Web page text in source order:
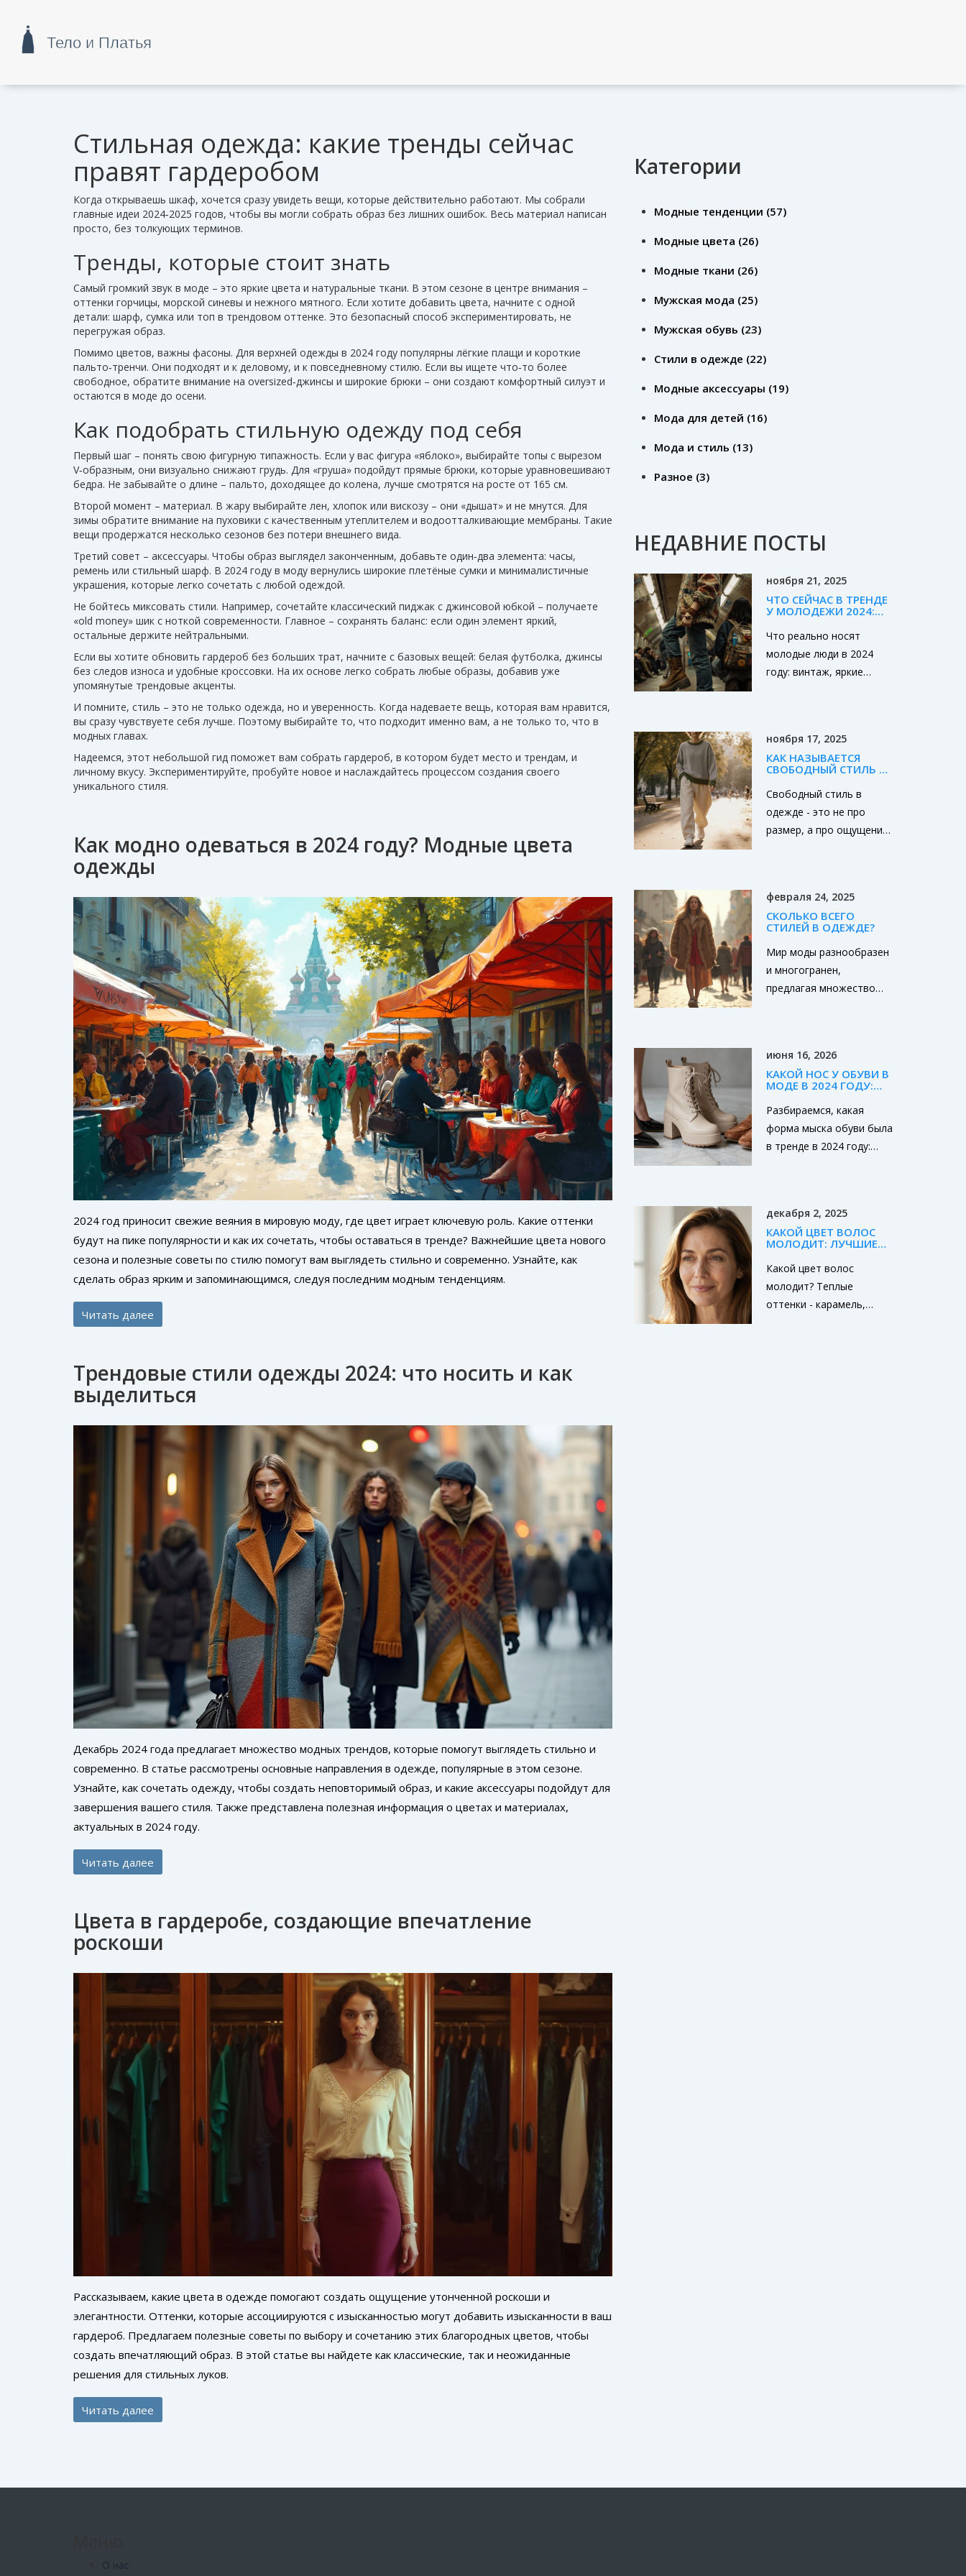
Стильная одежда: какие тренды сейчас
правят гардеробом
Когда открываешь шкаф, хочется сразу увидеть вещи, которые действительно работают. Мы собрали
главные идеи 2024‑2025 годов, чтобы вы могли собрать образ без лишних ошибок. Весь материал написан
просто, без толкующих терминов.
Тренды, которые стоит знать
Самый громкий звук в моде – это яркие цвета и натуральные ткани. В этом сезоне в центре внимания –
оттенки горчицы, морской синевы и нежного мятного. Если хотите добавить цвета, начните с одной
детали: шарф, сумка или топ в трендовом оттенке. Это безопасный способ экспериментировать, не
перегружая образ.
Помимо цветов, важны фасоны. Для верхней одежды в 2024 году популярны лёгкие плащи и короткие
пальто‑тренчи. Они подходят и к деловому, и к повседневному стилю. Если вы ищете что‑то более
свободное, обратите внимание на oversized‑джинсы и широкие брюки – они создают комфортный силуэт и
остаются в моде до осени.
Как подобрать стильную одежду под себя
Первый шаг – понять свою фигурную типажность. Если у вас фигура «яблоко», выбирайте топы с вырезом
V‑образным, они визуально снижают грудь. Для «груша» подойдут прямые брюки, которые уравновешивают
бедра. Не забывайте о длине – пальто, доходящее до колена, лучше смотрятся на росте от 165 см.
Второй момент – материал. В жару выбирайте лен, хлопок или вискозу – они «дышат» и не мнутся. Для
зимы обратите внимание на пуховики с качественным утеплителем и водоотталкивающие мембраны. Такие
вещи продержатся несколько сезонов без потери внешнего вида.
Третий совет – аксессуары. Чтобы образ выглядел законченным, добавьте один‑два элемента: часы,
ремень или стильный шарф. В 2024 году в моду вернулись широкие плетёные сумки и минималистичные
украшения, которые легко сочетать с любой одеждой.
Не бойтесь миксовать стили. Например, сочетайте классический пиджак с джинсовой юбкой – получаете
«old money» шик с ноткой современности. Главное – сохранять баланс: если один элемент яркий,
остальные держите нейтральными.
Если вы хотите обновить гардероб без больших трат, начните с базовых вещей: белая футболка, джинсы
без следов износа и удобные кроссовки. На их основе легко собрать любые образы, добавив уже
упомянутые трендовые акценты.
И помните, стиль – это не только одежда, но и уверенность. Когда надеваете вещь, которая вам нравится,
вы сразу чувствуете себя лучше. Поэтому выбирайте то, что подходит именно вам, а не только то, что в
модных главах.
Надеемся, этот небольшой гид поможет вам собрать гардероб, в котором будет место и трендам, и
личному вкусу. Экспериментируйте, пробуйте новое и наслаждайтесь процессом создания своего
уникального стиля.
Как модно одеваться в 2024 году? Модные цвета
одежды
2024 год приносит свежие веяния в мировую моду, где цвет играет ключевую роль. Какие оттенки
будут на пике популярности и как их сочетать, чтобы оставаться в тренде? Важнейшие цвета нового
сезона и полезные советы по стилю помогут вам выглядеть стильно и современно. Узнайте, как
сделать образ ярким и запоминающимся, следуя последним модным тенденциям.
Читать далее
Трендовые стили одежды 2024: что носить и как
выделиться
Декабрь 2024 года предлагает множество модных трендов, которые помогут выглядеть стильно и
современно. В статье рассмотрены основные направления в одежде, популярные в этом сезоне.
Узнайте, как сочетать одежду, чтобы создать неповторимый образ, и какие аксессуары подойдут для
завершения вашего стиля. Также представлена полезная информация о цветах и материалах,
актуальных в 2024 году.
Читать далее
Цвета в гардеробе, создающие впечатление
роскоши
Рассказываем, какие цвета в одежде помогают создать ощущение утонченной роскоши и
элегантности. Оттенки, которые ассоциируются с изысканностью могут добавить изысканности в ваш
гардероб. Предлагаем полезные советы по выбору и сочетанию этих благородных цветов, чтобы
создать впечатляющий образ. В этой статье вы найдете как классические, так и неожиданные
решения для стильных луков.
Читать далее
Категории
Модные тенденции (57)
Модные цвета (26)
Модные ткани (26)
Мужская мода (25)
Мужская обувь (23)
Стили в одежде (22)
Модные аксессуары (19)
Мода для детей (16)
Мода и стиль (13)
Разное (3)
НЕДАВНИЕ ПОСТЫ
ноября 21, 2025
ЧТО СЕЙЧАС В ТРЕНДЕ
У МОЛОДЕЖИ 2024:
КОТОРЫЕ РЕАЛЬНО
НОСЯТ
Что реально носят
молодые люди в 2024
году: винтаж, яркие
брендов, без правил -
только личность.
ноября 17, 2025
КАК НАЗЫВАЕТСЯ
СВОБОДНЫЙ СТИЛЬ В
ОТЛИЧАЕТСЯ ОТ
ДРУГИХ НАПРАВЛЕНИЙ
Свободный стиль в
одежде - это не про
размер, а про ощущение.
Узнайте, как его
отличить от уличной
моды и бохо, и почему
он стал главным
трендом 2025 года.
февраля 24, 2025
СКОЛЬКО ВСЕГО
СТИЛЕЙ В ОДЕЖДЕ?
Мир моды разнообразен
и многогранен,
предлагая множество
уличного, каждый стиль
имеет свои особенности
и привлекательность.
Как разобраться во всех
деталях и выбрать то,
что подходит именно
советов по созданию
собственного образа.
июня 16, 2026
КАКОЙ НОС У ОБУВИ В
МОДЕ В 2024 ГОДУ:
СТИЛЮ
Разбираемся, какая
форма мыска обуви была
в тренде в 2024 году:
стиль.
декабря 2, 2025
КАКОЙ ЦВЕТ ВОЛОС
МОЛОДИТ: ЛУЧШИЕ
ВОЗРАСТА
Какой цвет волос
молодит? Теплые
оттенки - карамель,
О нас